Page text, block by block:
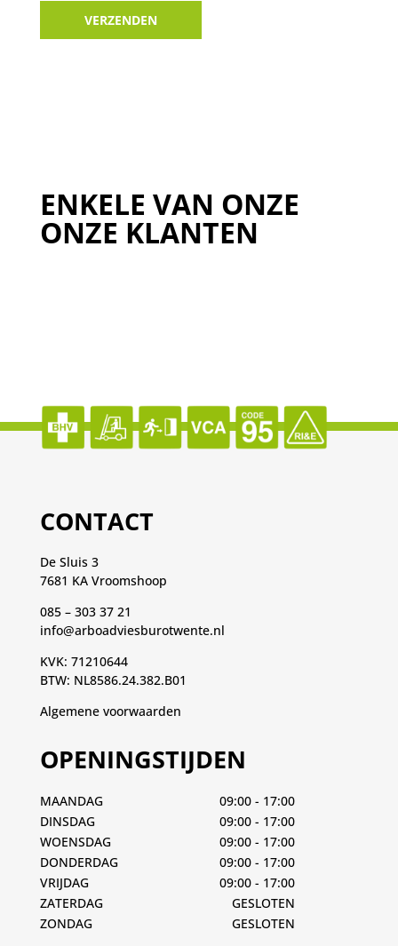
VERZENDEN
ENKELE VAN ONZE
ONZE KLANTEN
CONTACT
De Sluis 3
7681 KA Vroomshoop
085 – 303 37 21
info@arboadviesburotwente.nl
KVK: 71210644
BTW: NL8586.24.382.B01
Algemene voorwaarden
OPENINGSTIJDEN
MAANDAG
09:00 - 17:00
DINSDAG
09:00 - 17:00
WOENSDAG
09:00 - 17:00
DONDERDAG
09:00 - 17:00
VRIJDAG
09:00 - 17:00
ZATERDAG
GESLOTEN
ZONDAG
GESLOTEN